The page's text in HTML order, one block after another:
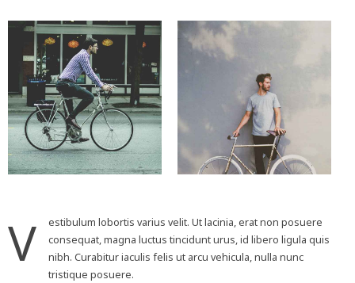
V
estibulum lobortis varius velit. Ut lacinia, erat non posuere
consequat, magna luctus tincidunt urus, id libero ligula quis
nibh. Curabitur iaculis felis ut arcu vehicula, nulla nunc
tristique posuere.